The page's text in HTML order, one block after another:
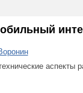
аспекты